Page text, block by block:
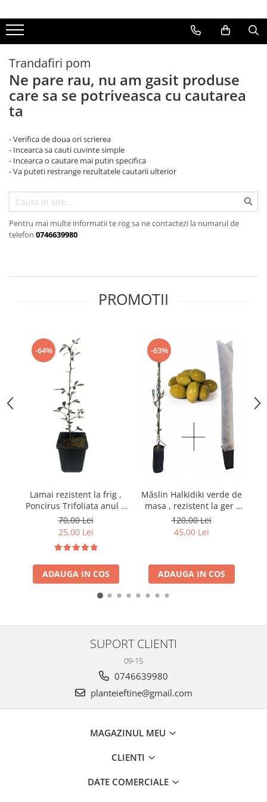
Agris Rosu
agris rosu fara spini
Agris verde
Coacaz alb
Coacaz Negru
coacaz rosu
Coacaz-Agris
Toti arbusti fructiferi
Toti Pomi fructiferi
Seminte speciale
Fructe
Legume
altoit de masa
altoit de vin
butas de masa
butas de vin
fara samburi
Trandafiri pom
Ne pare rau, nu am gasit produse
care sa se potriveasca cu cautarea
ta
- Verifica de doua ori scrierea
- Incearca sa cauti cuvinte simple
- Incearca o cautare mai putin specifica
- Va puteti restrange rezultatele cautarii ulterior
Pentru mai multe informatii te rog sa ne contactezi la numarul de
telefon 0746639980
PROMOTII
-64%
Lamai rezistent la frig ,
Poncirus Trifoliata anul 2
, inaltime 30-50 cm
70,00 Lei
25,00 Lei
ADAUGA IN COS
-63%
Măslin Halkidiki verde de
masa , rezistent la ger ,
40-60 cm + protectie
cadou
120,00 Lei
45,00 Lei
ADAUGA IN COS
SUPORT CLIENTI
09-15
0746639980
planteieftine@gmail.com
MAGAZINUL MEU
CLIENTI
DATE COMERCIALE